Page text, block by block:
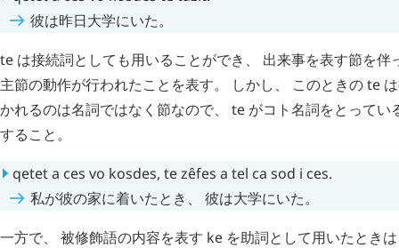
彼は昨日大学にいた。
te は接続詞としても用いることができ、 出来事を表す節を伴
主節の動作が行われたことを表す。 しかし、 このときのte
かれるのは名詞ではなく節なので、 te がコト名詞をとってい
すること。
qeteta ces vo kosdes, tezêfes a tel ca sod i ces.
私が彼の家に着いたとき、 彼は大学にいた。
一方で、 被修飾語の内容を表す ke を助詞として用いたとき